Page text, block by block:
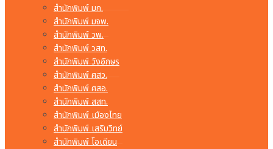
สำนักพิมพ์ มก.
สำนักพิมพ์ มจพ.
สำนักพิมพ์ วพ.
สำนักพิมพ์ วสท.
สำนักพิมพ์ วังอักษร
สำนักพิมพ์ ศสว.
สำนักพิมพ์ ศสอ.
สำนักพิมพ์ สสท.
สำนักพิมพ์ เมืองไทย
สำนักพิมพ์ เสริมวิทย์
สำนักพิมพ์ โอเดียน